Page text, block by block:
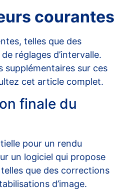
courantes
telles que des
réglages d’intervalle.
supplémentaires sur ces
cet article complet.
finale du
pour un rendu
un logiciel qui propose
que des corrections
d’image.